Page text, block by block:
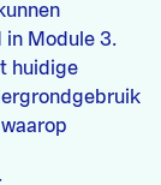
in Module 3.
huidige